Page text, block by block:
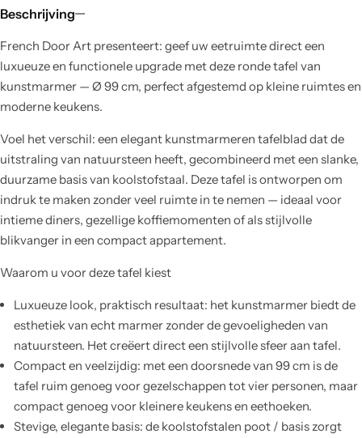
Beschrijving
French Door Art presenteert: geef uw eetruimte direct een
luxueuze en functionele upgrade met deze ronde tafel van
kunstmarmer — Ø 99 cm, perfect afgestemd op kleine ruimtes en
moderne keukens.
Voel het verschil: een elegant kunstmarmeren tafelblad dat de
uitstraling van natuursteen heeft, gecombineerd met een slanke,
duurzame basis van koolstofstaal. Deze tafel is ontworpen om
indruk te maken zonder veel ruimte in te nemen — ideaal voor
intieme diners, gezellige koffiemomenten of als stijlvolle
blikvanger in een compact appartement.
Waarom u voor deze tafel kiest
Luxueuze look, praktisch resultaat: het kunstmarmer biedt de
esthetiek van echt marmer zonder de gevoeligheden van
natuursteen. Het creëert direct een stijlvolle sfeer aan tafel.
Compact en veelzijdig: met een doorsnede van 99 cm is de
tafel ruim genoeg voor gezelschappen tot vier personen, maar
compact genoeg voor kleinere keukens en eethoeken.
Stevige, elegante basis: de koolstofstalen poot / basis zorgt